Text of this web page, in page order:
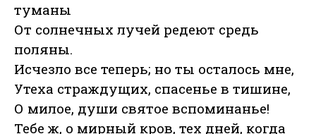
туманы
От солнечных лучей редеют средь
поляны.
Исчезло все теперь; но ты осталось мне,
Утеха страждущих, спасенье в тишине,
О милое, души святое вспоминанье!
Тебе ж, о мирный кров, тех дней, когда